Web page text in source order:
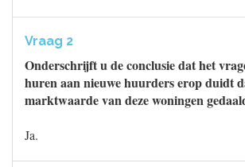
Vraag 2
Onderschrijft u de conclusie dat het
huren aan nieuwe huurders erop duidt
marktwaarde van deze woningen
Ja.